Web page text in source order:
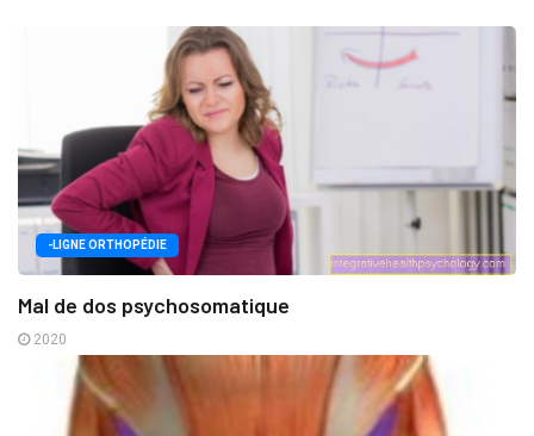
-LIGNE ORTHOPÉDIE
Mal de dos psychosomatique
2020